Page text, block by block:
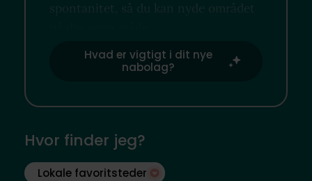
spontanitet, så du kan nyde området
Hvad er vigtigt i dit nye
nabolag?
Hvor finder jeg?
Lokale favoritsteder